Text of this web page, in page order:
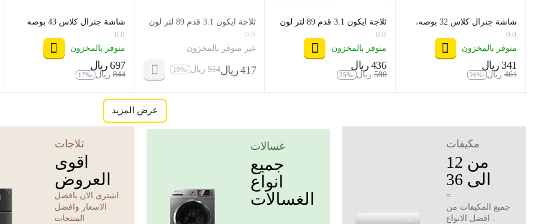
شاشة جنرال كلاس 32 بوصه،
موديل 32US6000
0.0
متوفر بالمخزون
ريال ‎‍341‍
ريال ‍461‍
-26%
ثلاجة ايكون 3.1 قدم 89 لتر لون
استيل موديل icn1-121
0.0
متوفر بالمخزون
ريال ‍436‍
ريال ‍580‍
-25%
ثلاجة ايكون 3.1 قدم 89 لتر لون
ابيض موديل icn1-121
0.0
غير متوفر بالمخزون
ريال ‎‍417‍ ريال ‍514‍
-19%
شاشة جنرال كلاس 43 بوصه
اسمارت ، موديل 43US8000
0.0
متوفر بالمخزون
ريال ‎‍697‍
ريال ‎‍844‍
-17%
عرض المزيد
مكيفات
من 12
الى 36
=
جميع المكيفات من
افضل الانواع .
غسالات
جميع
انواع
الغسالات
ثلاجات
اقوى
العروض
اشترى الان بافضل
الاسعار وافضل
المنتجات